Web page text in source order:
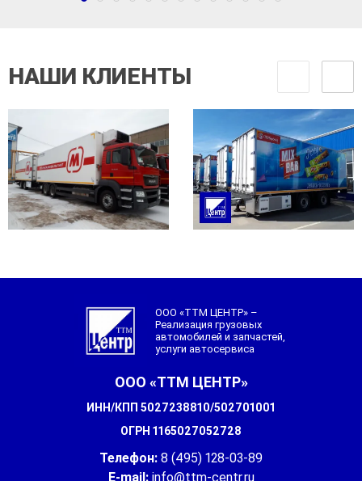
НАШИ КЛИЕНТЫ
ООО «ТТМ ЦЕНТР» –
Реализация грузовых
автомобилей и запчастей,
услуги автосервиса
ООО «ТТМ ЦЕНТР»
ИНН/КПП 5027238810/502701001
ОГРН 1165027052728
Телефон: 8 (495) 128-03-89
E-mail: info@ttm-centr.ru